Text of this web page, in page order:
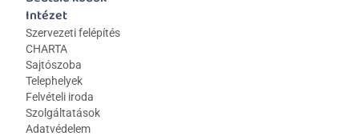
Intézet
Szervezeti felépítés
CHARTA
Sajtószoba
Telephelyek
Felvételi iroda
Szolgáltatások
Adatvédelem